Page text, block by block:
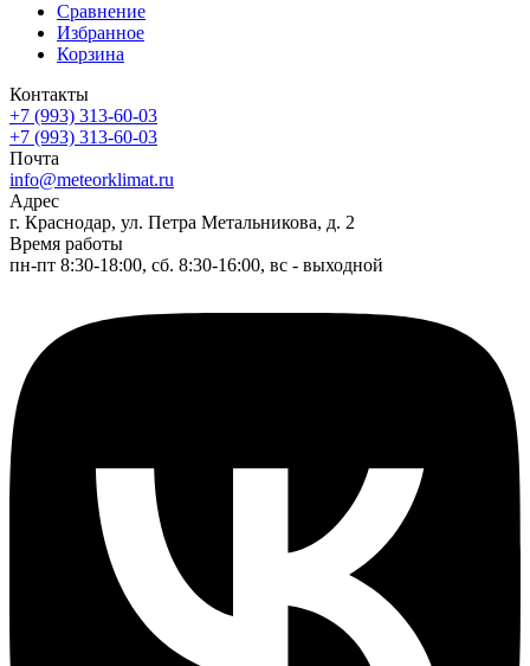
Сравнение
Избранное
Корзина
Контакты
+7 (993) 313-60-03
+7 (993) 313-60-03
Почта
info@meteorklimat.ru
Адрес
г. Краснодар, ул. Петра Метальникова, д. 2
Время работы
пн-пт 8:30-18:00, сб. 8:30-16:00, вс - выходной